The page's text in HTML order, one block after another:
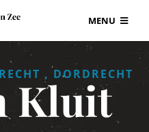
MENU
VOOR
, DORDRECHT
Kluit